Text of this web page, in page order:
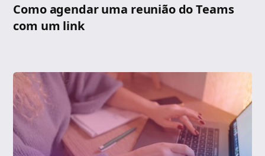
Como agendar uma reunião do Teams
com um link